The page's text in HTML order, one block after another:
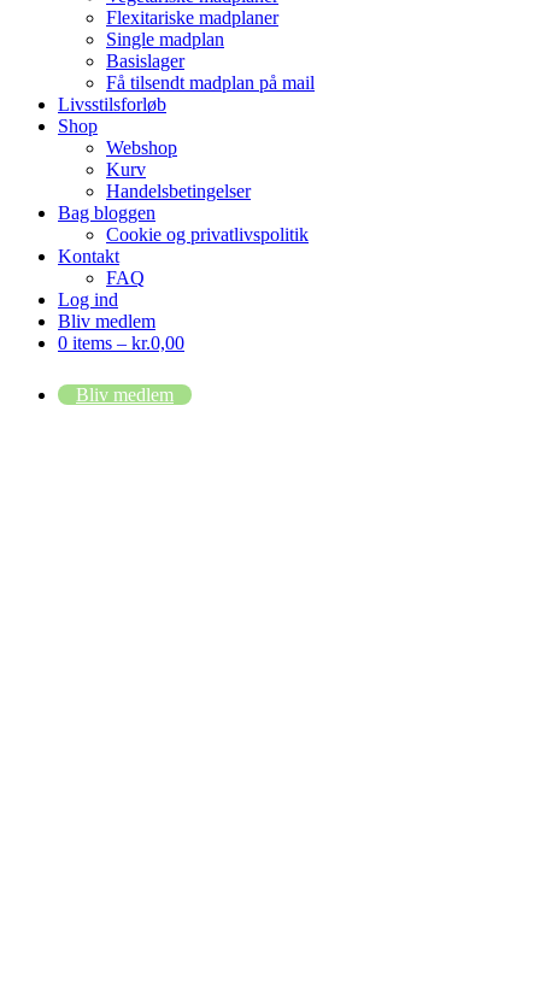
Flexitariske madplaner
Single madplan
Basislager
Få tilsendt madplan på mail
Livsstilsforløb
Shop
Webshop
Kurv
Handelsbetingelser
Bag bloggen
Cookie og privatlivspolitik
Kontakt
FAQ
Log ind
Bliv medlem
0 items – kr.0,00
Bliv medlem